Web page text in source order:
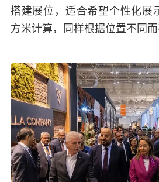
搭建展位，适合希望个性化展
方米计算，同样根据位置不同而